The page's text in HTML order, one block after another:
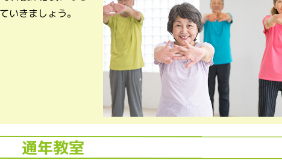
いきましょう。
通年教室